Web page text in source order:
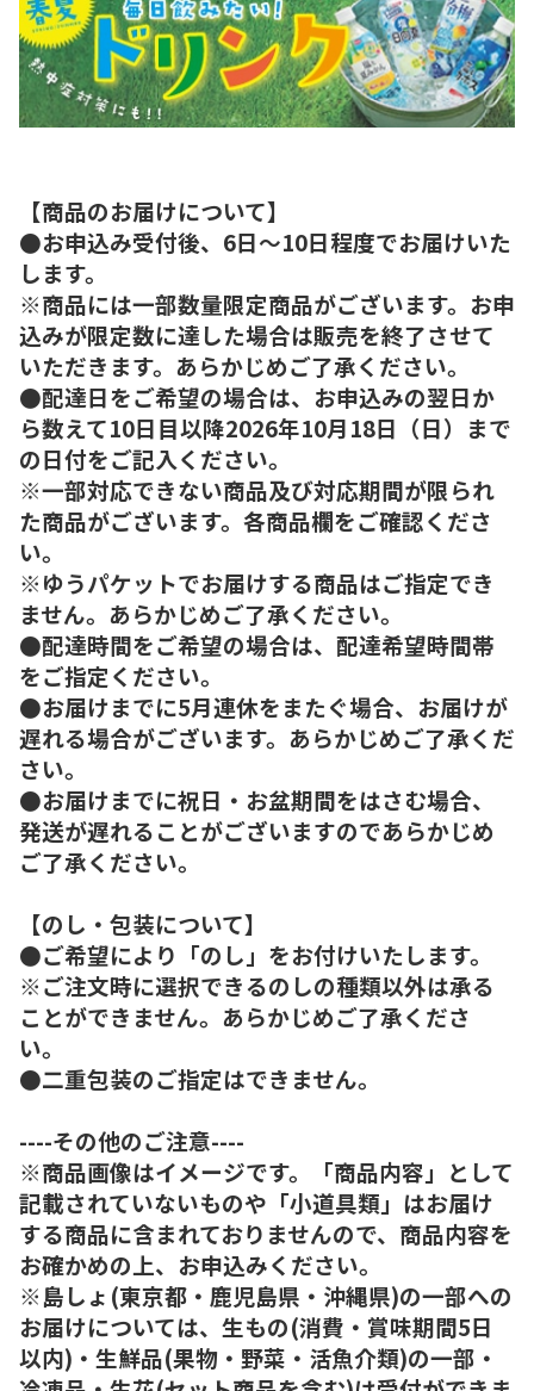
【商品のお届けについて】
●お申込み受付後、6日～10日程度でお届けいた
します。
※商品には一部数量限定商品がございます。お申
込みが限定数に達した場合は販売を終了させて
いただきます。あらかじめご了承ください。
●配達日をご希望の場合は、お申込みの翌日か
ら数えて10日目以降2026年10月18日（日）まで
の日付をご記入ください。
※一部対応できない商品及び対応期間が限られ
た商品がございます。各商品欄をご確認くださ
い。
※ゆうパケットでお届けする商品はご指定でき
ません。あらかじめご了承ください。
●配達時間をご希望の場合は、配達希望時間帯
をご指定ください。
●お届けまでに5月連休をまたぐ場合、お届けが
遅れる場合がございます。あらかじめご了承くだ
さい。
●お届けまでに祝日・お盆期間をはさむ場合、
発送が遅れることがございますのであらかじめ
ご了承ください。
【のし・包装について】
●ご希望により「のし」をお付けいたします。
※ご注文時に選択できるのしの種類以外は承る
ことができません。あらかじめご了承くださ
い。
●二重包装のご指定はできません。
----その他のご注意----
※商品画像はイメージです。「商品内容」として
記載されていないものや「小道具類」はお届け
する商品に含まれておりませんので、商品内容を
お確かめの上、お申込みください。
※島しょ(東京都・鹿児島県・沖縄県)の一部への
お届けについては、生もの(消費・賞味期間5日
以内)・生鮮品(果物・野菜・活魚介類)の一部・